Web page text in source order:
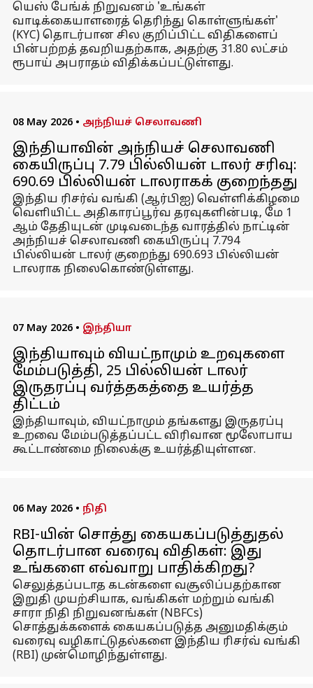
யெஸ் பேங்க் நிறுவனம் 'உங்கள்
வாடிக்கையாளரைத் தெரிந்து கொள்ளுங்கள்'
(KYC) தொடர்பான சில குறிப்பிட்ட விதிகளைப்
பின்பற்றத் தவறியதற்காக, அதற்கு 31.80 லட்சம்
ரூபாய் அபராதம் விதிக்கப்பட்டுள்ளது.
08 May 2026 • அந்நியச் செலாவணி
இந்தியாவின் அந்நியச் செலாவணி
கையிருப்பு 7.79 பில்லியன் டாலர் சரிவு:
690.69 பில்லியன் டாலராகக் குறைந்தது
இந்திய ரிசர்வ் வங்கி (ஆர்பிஐ) வெள்ளிக்கிழமை
வெளியிட்ட அதிகாரப்பூர்வ தரவுகளின்படி, மே 1
ஆம் தேதியுடன் முடிவடைந்த வாரத்தில் நாட்டின்
அந்நியச் செலாவணி கையிருப்பு 7.794
பில்லியன் டாலர் குறைந்து 690.693 பில்லியன்
டாலராக நிலைகொண்டுள்ளது.
07 May 2026 • இந்தியா
இந்தியாவும் வியட்நாமும் உறவுகளை
மேம்படுத்தி, 25 பில்லியன் டாலர்
இருதரப்பு வர்த்தகத்தை உயர்த்த
திட்டம்
இந்தியாவும், வியட்நாமும் தங்களது இருதரப்பு
உறவை மேம்படுத்தப்பட்ட விரிவான மூலோபாய
கூட்டாண்மை நிலைக்கு உயர்த்தியுள்ளன.
06 May 2026 • நிதி
RBI-யின் சொத்து கையகப்படுத்துதல்
தொடர்பான வரைவு விதிகள்: இது
உங்களை எவ்வாறு பாதிக்கிறது?
செலுத்தப்படாத கடன்களை வசூலிப்பதற்கான
இறுதி முயற்சியாக, வங்கிகள் மற்றும் வங்கி
சாரா நிதி நிறுவனங்கள் (NBFCs)
சொத்துக்களைக் கையகப்படுத்த அனுமதிக்கும்
வரைவு வழிகாட்டுதல்களை இந்திய ரிசர்வ் வங்கி
(RBI) முன்மொழிந்துள்ளது.